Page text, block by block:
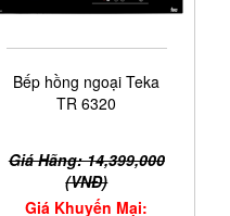
Bếp hồng ngoại Teka
TR 6320
Giá Hãng: 14,399,000
(VNĐ)
Giá Khuyến Mại: